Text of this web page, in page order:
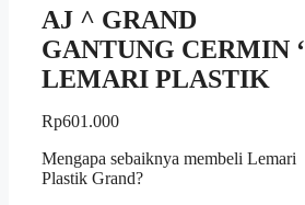
AJ ^ GRAND
GANTUNG CERMIN ‘
LEMARI PLASTIK
Rp601.000
Mengapa sebaiknya membeli Lemari
Plastik Grand?